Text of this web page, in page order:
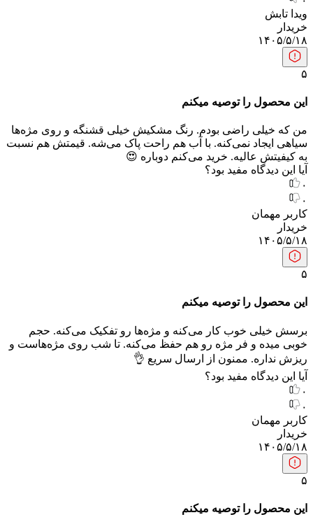
ویدا تابش
خریدار
۱۴۰۵/۵/۱۸
۵
این محصول را توصیه میکنم
من که خیلی راضی بودم. رنگ مشکیش خیلی قشنگه و روی مژه‌ها
سیاهی ایجاد نمی‌کنه. با آب هم راحت پاک می‌شه. قیمتش هم نسبت
به کیفیتش عالیه. خرید می‌کنم دوباره 😍
آیا این دیدگاه مفید بود؟
۰
۰
کاربر مهمان
خریدار
۱۴۰۵/۵/۱۸
۵
این محصول را توصیه میکنم
برسش خیلی خوب کار می‌کنه و مژه‌ها رو تفکیک می‌کنه. حجم
خوبی میده و فر مژه رو هم حفظ می‌کنه. تا شب روی مژه‌هاست و
ریزش نداره. ممنون از ارسال سریع 👌
آیا این دیدگاه مفید بود؟
۰
۰
کاربر مهمان
خریدار
۱۴۰۵/۵/۱۸
۵
این محصول را توصیه میکنم